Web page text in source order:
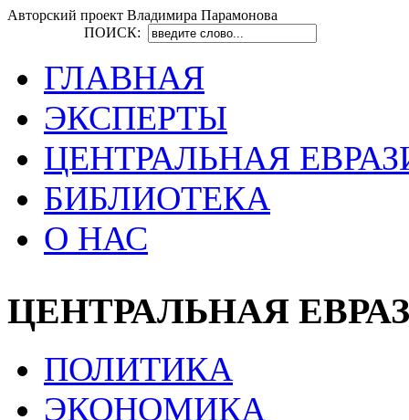
Авторский проект Владимира Парамонова
ПОИСК:
ГЛАВНАЯ
ЭКСПЕРТЫ
ЦЕНТРАЛЬНАЯ
БИБЛИОТЕКА
О НАС
ЦЕНТРАЛЬНАЯ
ПОЛИТИКА
ЭКОНОМИКА